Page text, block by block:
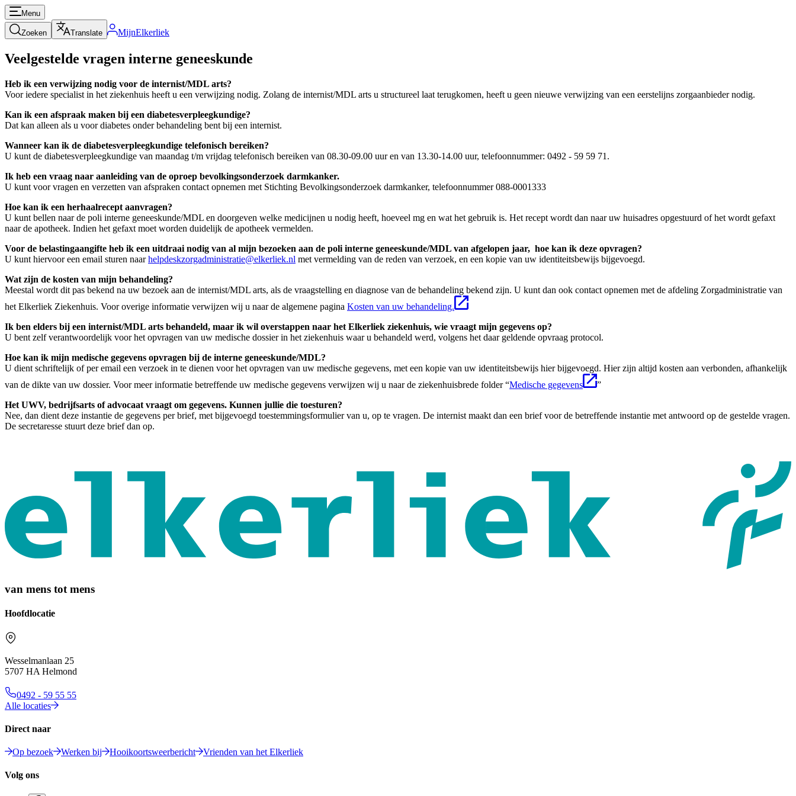
Menu
Zoeken Translate MijnElkerliek
Veelgestelde vragen interne geneeskunde
Heb ik een verwijzing nodig voor de internist/MDL arts?
Voor iedere specialist in het ziekenhuis heeft u een verwijzing nodig. Zolang de internist/MDL arts u structureel laat terugkomen, heeft u geen nieuwe verwijzing van een eerstelijns zorgaanbieder nodig.
Kan ik een afspraak maken bij een diabetesverpleegkundige?
Dat kan alleen als u voor diabetes onder behandeling bent bij een internist.
Wanneer kan ik de diabetesverpleegkundige telefonisch bereiken?
U kunt de diabetesverpleegkundige van maandag t/m vrijdag telefonisch bereiken van 08.30-09.00 uur en van 13.30-14.00 uur, telefoonnummer: 0492 - 59 59 71.
Ik heb een vraag naar aanleiding van de oproep bevolkingsonderzoek darmkanker.
U kunt voor vragen en verzetten van afspraken contact opnemen met Stichting Bevolkingsonderzoek darmkanker, telefoonnummer 088-0001333
Hoe kan ik een herhaalrecept aanvragen?
U kunt bellen naar de poli interne geneeskunde/MDL en doorgeven welke medicijnen u nodig heeft, hoeveel mg en wat het gebruik is. Het recept wordt dan naar uw huisadres opgestuurd of het wordt gefaxt
naar de apotheek. Indien het gefaxt moet worden duidelijk de apotheek vermelden.
Voor de belastingaangifte heb ik een uitdraai nodig van al mijn bezoeken aan de poli interne geneeskunde/MDL van afgelopen jaar, hoe kan ik deze opvragen?
U kunt hiervoor een email sturen naarhelpdeskzorgadministratie@elkerliek.nl met vermelding van de reden van verzoek, en een kopie van uw identiteitsbewijs bijgevoegd.
Wat zijn de kosten van mijn behandeling?
Meestal wordt dit pas bekend na uw bezoek aan de internist/MDL arts, als de vraagstelling en diagnose van de behandeling bekend zijn. U kunt dan ook contact opnemen met de afdeling Zorgadministratie van
het Elkerliek Ziekenhuis. Voor overige informatie verwijzen wij u naar de algemene pagina Kosten van uw behandeling.
Ik ben elders bij een internist/MDL arts behandeld, maar ik wil overstappen naar het Elkerliek ziekenhuis, wie vraagt mijn gegevens op?
U bent zelf verantwoordelijk voor het opvragen van uw medische dossier in het ziekenhuis waar u behandeld werd, volgens het daar geldende opvraag protocol.
Hoe kan ik mijn medische gegevens opvragen bij de interne geneeskunde/MDL?
U dient schriftelijk of per email een verzoek in te dienen voor het opvragen van uw medische gegevens, met een kopie van uw identiteitsbewijs hier bijgevoegd. Hier zijn altijd kosten aan verbonden, afhankelijk
van de dikte van uw dossier. Voor meer informatie betreffende uw medische gegevens verwijzen wij u naar de ziekenhuisbrede folder “Medische gegevens
”
Het UWV, bedrijfsarts of advocaat vraagt om gegevens. Kunnen jullie die toesturen?
Nee, dan dient deze instantie de gegevens per brief, met bijgevoegd toestemmingsformulier van u, op te vragen. De internist maakt dan een brief voor de betreffende instantie met antwoord op de gestelde vragen.
De secretaresse stuurt deze brief dan op.
van mens tot mens
Hoofdlocatie
Wesselmanlaan 25
5707 HA Helmond
0492 - 59 55 55
Alle locaties
Direct naar
Op bezoek Werken bij Hooikoortsweerbericht Vrienden van het Elkerliek
Volg ons